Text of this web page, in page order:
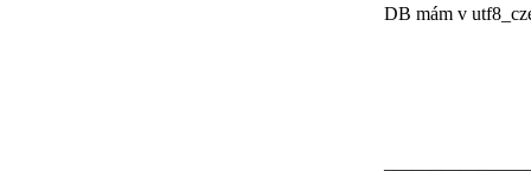
DB mám v